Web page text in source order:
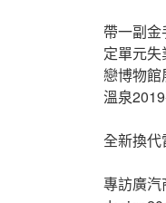
帶一副
定單元
戀博物
溫泉
全新換
專訪廣